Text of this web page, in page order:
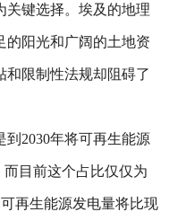
关键选择。埃及的地理
的阳光和广阔的土地资
和限制性法规却阻碍了
2030年将可再生能源
目前这个占比仅仅为
再生能源发电量将比现